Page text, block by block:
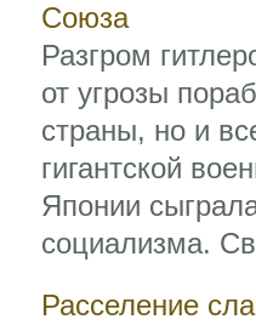
Союза
Разгром
от угрозы
страны, но и
гигантской
Японии
социализма.
Расселение